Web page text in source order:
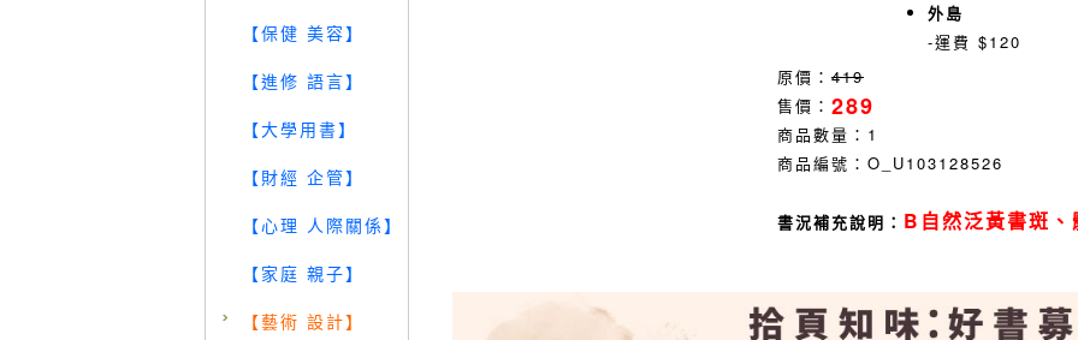
【保健 美容】
【進修 語言】
【大學用書】
【財經 企管】
【心理 人際關係】
【家庭 親子】
【藝術 設計】
外島
-運費 $120
原價： 419
售價： 289
商品數量： 1
商品編號： O_U103128526
書況補充說明： B自然泛黃書斑、